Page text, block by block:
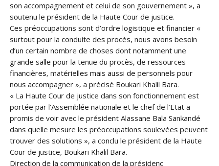
son accompagnement et celui de son gouvernement », a
soutenu le président de la Haute Cour de justice.
Ces préoccupations sont d’ordre logistique et financier «
surtout pour la conduite des procès, nous avons besoin
d’un certain nombre de choses dont notamment une
grande salle pour la tenue du procès, de ressources
financières, matérielles mais aussi de personnels pour
nous accompagner », a précisé Boukari Khalil Bara.
« La Haute Cour de justice dans son fonctionnement est
portée par l’Assemblée nationale et le chef de l’Etat a
promis de voir avec le président Alassane Bala Sankandé
dans quelle mesure les préoccupations soulevées peuvent
trouver des solutions », a conclu le président de la Haute
Cour de justice, Boukari Khalil Bara.
Direction de la communication de la présidenc